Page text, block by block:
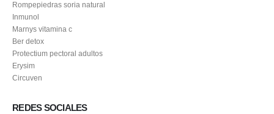
Rompepiedras soria natural
Inmunol
Marnys vitamina c
Ber detox
Protectium pectoral adultos
Erysim
Circuven
REDES SOCIALES